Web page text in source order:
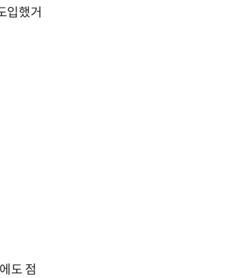
입했거
도 점